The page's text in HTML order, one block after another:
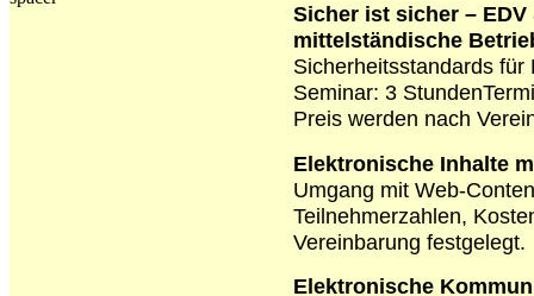
Sicher ist sicher –
mittelständische
Sicherheitsstandards für
Seminar: 3 Stunden
Preis werden nach
Elektronische Inhalte
Umgang mit Web-
Teilnehmerzahlen,
Vereinbarung festgelegt.
Elektronische